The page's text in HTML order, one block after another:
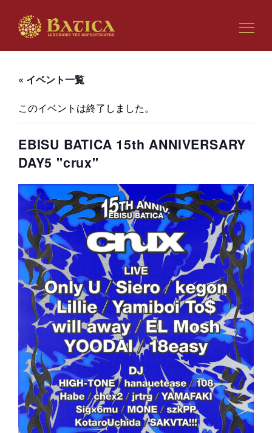
« イベント一覧
このイベントは終了しました。
EBISU BATICA 15th ANNIVERSARY
DAY5 "crux"